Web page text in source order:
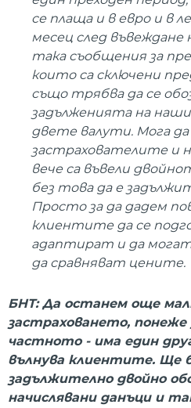
се плаща и в евро и в
месец след
така съобщения за
които са сключени
също трябва да се
задълженията на
двете валути. Мога
застрахователите и
вече са въвели
без това да е
Просто за да дадем
клиентите да се
адаптират и да могат
да сравняват цените.
БНТ: Да останем още
застраховането, понеже
частното - има един
вълнува клиентите. Ще
задължително двойно
начислявани данъци и